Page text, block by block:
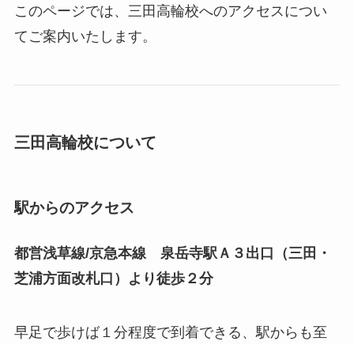
このページでは、三田高輪校へのアクセスについ
てご案内いたします。
三田高輪校について
駅からのアクセス
都営浅草線/京急本線 泉岳寺駅Ａ３出口（三田・
芝浦方面改札口）より徒歩２分
早足で歩けば１分程度で到着できる、駅からも至